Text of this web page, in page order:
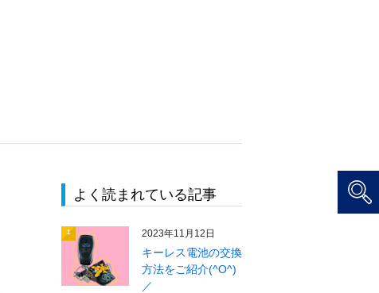
よく読まれている記事
1 2023年11月12日
キーレス電池の交換
方法をご紹介(^O^)
／